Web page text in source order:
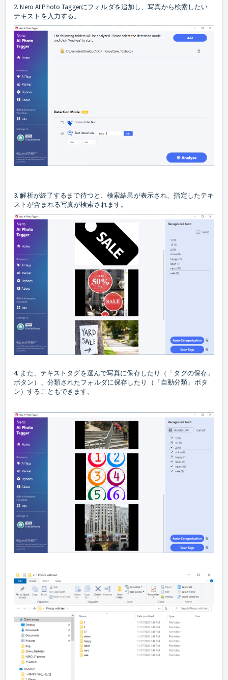
2. Nero AI Photo Taggerにフォルダを追加し、写真から検索したい
テキストを入力する。
3. 解析が終了するまで待つと、検索結果が表示され、指定したテキ
ストが含まれる写真が検索されます。
4. また、テキストタグを選んで写真に保存したり（「タグの保存」
ボタン）、分類されたフォルダに保存したり（「自動分類」ボタ
ン）することもできます。